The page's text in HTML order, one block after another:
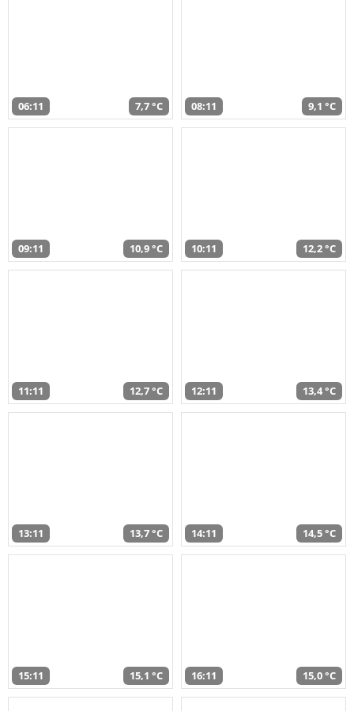
06:11 7,7 °C 08:11 9,1 °C
09:11 10,9 °C 10:11 12,2 °C
11:11 12,7 °C 12:11 13,4 °C
13:11 13,7 °C 14:11 14,5 °C
15:11 15,1 °C 16:11 15,0 °C